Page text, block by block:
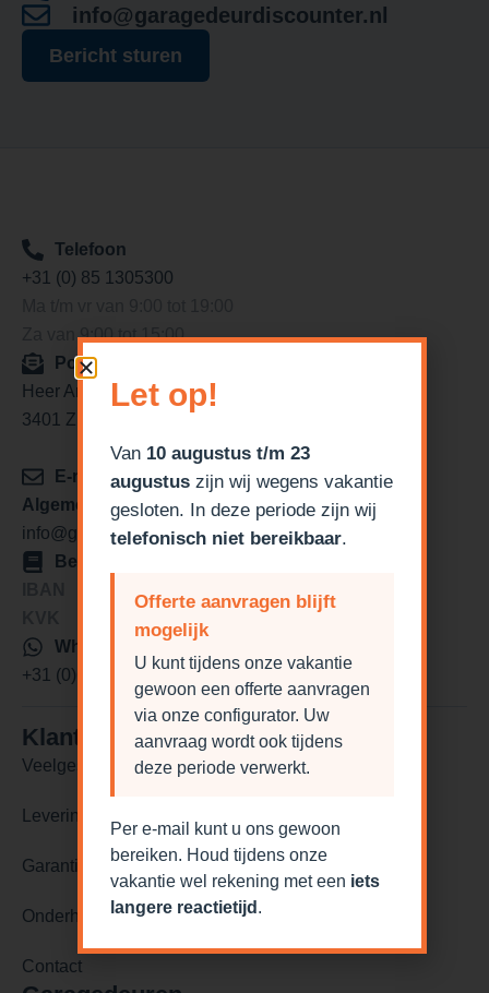
info@garagedeurdiscounter.nl
Bericht sturen
Telefoon
+31 (0) 85 1305300
Za van 9:00 tot 15:00
Postadres
Heer Arendstraat 11
3401 ZP IJsselstein
E-mail
Algemeen/verkoop
info@garagedeurdiscounter.nl
Bedrijfsgegevens
Whatsapp
+31 (0)6 18146702
Klantenservice
Veelgestelde vragen
Levering en levertijden
Garantie
Onderhoud en reparatie
Contact
Let op!
Van 10 augustus t/m 23
augustus zijn wij wegens vakantie
gesloten. In deze periode zijn wij
telefonisch niet bereikbaar.
Offerte aanvragen blijft
mogelijk
U kunt tijdens onze vakantie
gewoon een offerte aanvragen
via onze configurator. Uw
aanvraag wordt ook tijdens
deze periode verwerkt.
Per e-mail kunt u ons gewoon
bereiken. Houd tijdens onze
vakantie wel rekening met een iets
langere reactietijd .